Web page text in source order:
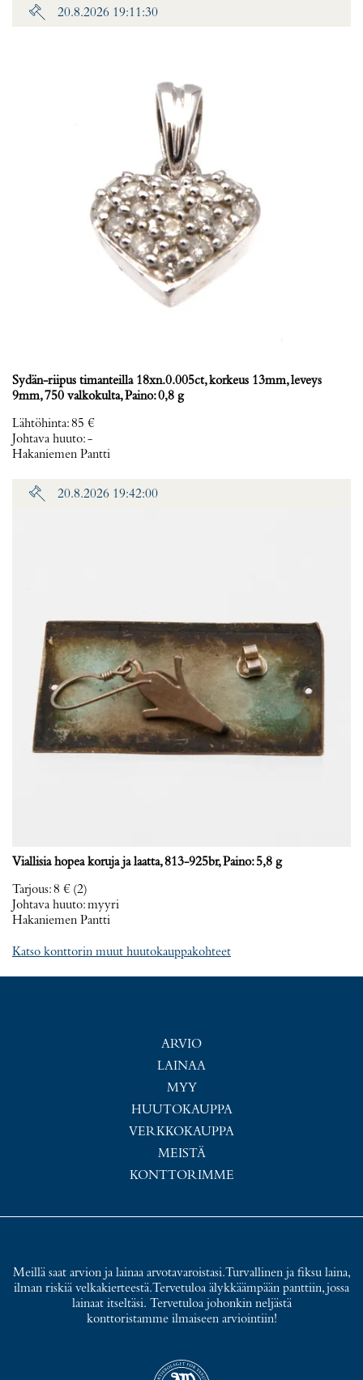
20.8.2026 19:11:30
Sydän-riipus timanteilla 18xn.0.005ct, korkeus 13mm, leveys
9mm, 750 valkokulta, Paino: 0,8 g
Lähtöhinta:85 €
Johtava huuto:-
Hakaniemen Pantti
20.8.2026 19:42:00
Viallisia hopea koruja ja laatta, 813-925br, Paino: 5,8 g
Tarjous:8 € (2)
Johtava huuto:myyri
Hakaniemen Pantti
Katso konttorin muut huutokauppakohteet
ARVIO
LAINAA
MYY
HUUTOKAUPPA
VERKKOKAUPPA
MEISTÄ
KONTTORIMME
Meillä saat arvion ja lainaa arvotavaroistasi. Turvallinen ja fiksu laina,
ilman riskiä velkakierteestä. Tervetuloa älykkäämpään panttiin, jossa
lainaat itseltäsi. Tervetuloa johonkin neljästä
konttoristamme ilmaiseen arviointiin!